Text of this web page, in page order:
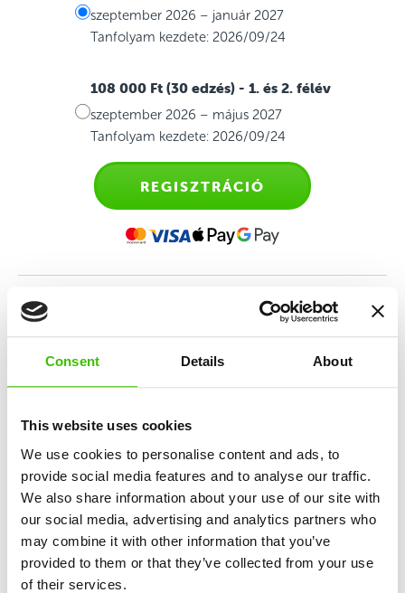
Consent Details About
This website uses cookies
We use cookies to personalise content and ads, to
provide social media features and to analyse our traffic.
We also share information about your use of our site with
our social media, advertising and analytics partners who
may combine it with other information that you’ve
provided to them or that they’ve collected from your use
of their services.
szeptember 2026 – január 2027
Tanfolyam kezdete: 2026/09/24
108 000 Ft (30 edzés) - 1. és 2. félév
szeptember 2026 – május 2027
Tanfolyam kezdete: 2026/09/24
REGISZTRÁCIÓ
Sporttanfolyam 4-6 éves
gyerekeknek
mozgásos játékok és a sportmotiváció keverékén
12 kulcskészség fejlesztése
Nagy hangsúly a játékosságon és élményszerzésen